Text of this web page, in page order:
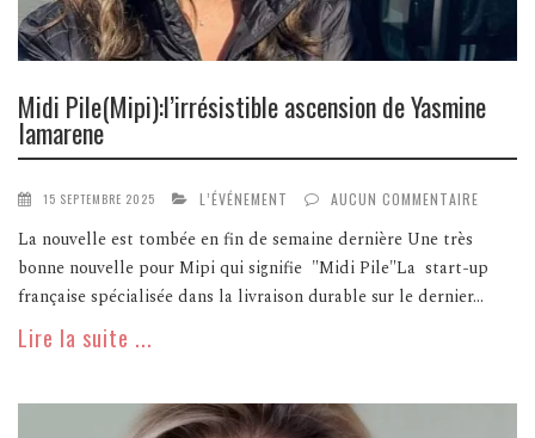
Midi Pile(Mipi):l’irrésistible ascension de Yasmine
Iamarene
15 SEPTEMBRE 2025 L’ÉVÉNEMENT AUCUN COMMENTAIRE
La nouvelle est tombée en fin de semaine dernière Une très
bonne nouvelle pour Mipi qui signifie "Midi Pile"La start-up
française spécialisée dans la livraison durable sur le dernier...
Lire la suite ...